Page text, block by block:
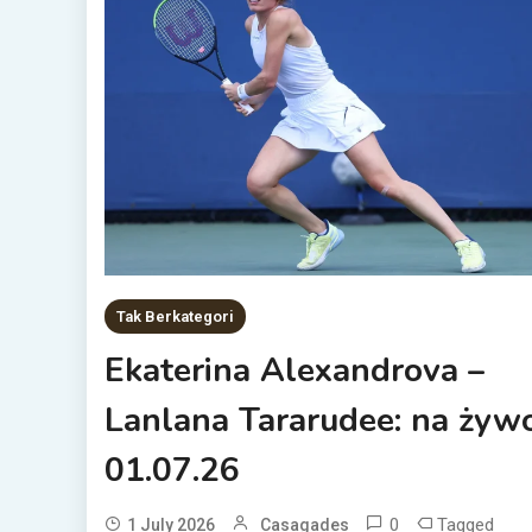
Tak Berkategori
Ekaterina Alexandrova –
Lanlana Tararudee: na
01.07.26
1 July 2026 Casagades 0 Tagged